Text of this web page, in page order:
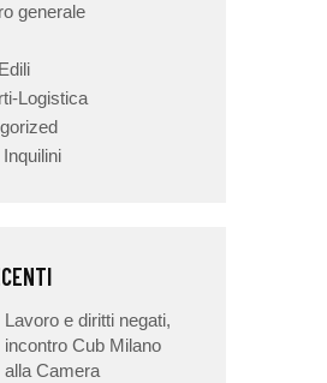
generale
Logistica
Lavoro e diritti negati,
incontro Cub Milano
alla Camera